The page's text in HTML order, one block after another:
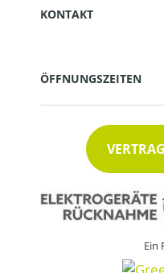
KONTAKT
ÖFFNUNGSZEITEN
Ein